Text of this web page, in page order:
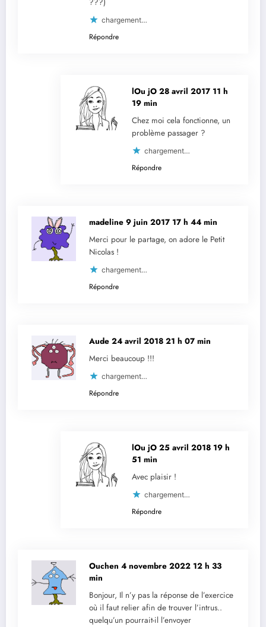
???)
chargement…
Répondre
lOu jO 28 avril 2017 11 h
19 min
Chez moi cela fonctionne, un
problème passager ?
chargement…
Répondre
madeline 9 juin 2017 17 h 44 min
Merci pour le partage, on adore le Petit
Nicolas !
chargement…
Répondre
Aude 24 avril 2018 21 h 07 min
Merci beaucoup !!!
chargement…
Répondre
lOu jO 25 avril 2018 19 h
51 min
Avec plaisir !
chargement…
Répondre
Ouchen 4 novembre 2022 12 h 33
min
Bonjour, Il n’y pas la réponse de l’exercice
où il faut relier afin de trouver l’intrus..
quelqu’un pourrait-il l’envoyer